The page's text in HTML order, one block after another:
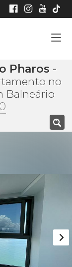
Pharos -
no
Balneário